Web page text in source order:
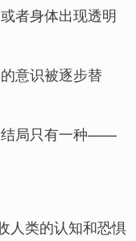
者身体出现透明
意识被逐步替
结局只有一种——
人类的认知和恐惧